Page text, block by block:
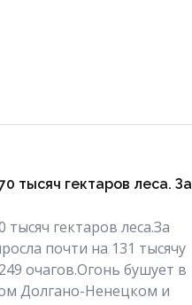
тысяч гектаров леса. За
гектаров леса.За
почти на 131 тысячу
очагов.Огонь бушует в
Долгано-Ненецком и